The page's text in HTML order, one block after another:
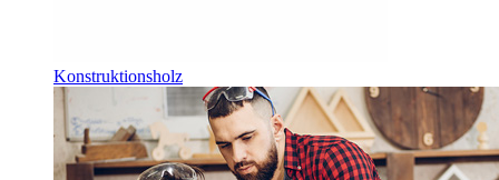
Konstruktionsholz